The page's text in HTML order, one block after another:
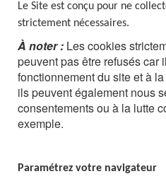
Le Site est conçu pour ne
strictement nécessaires.
À noter : Les cookies
peuvent pas être refusés car
fonctionnement du site et à
ils peuvent également nous
consentements ou à la lutte
exemple.
Paramétrez votre navigateur